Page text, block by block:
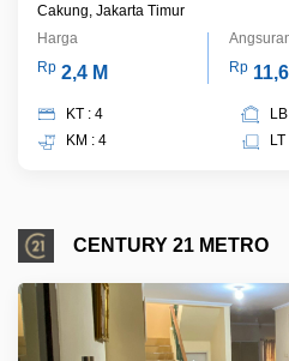
Cakung, Jakarta Timur
Harga
Rp 2,4 M
Rp
KT : 4
KM : 4
CENTURY 21 METRO